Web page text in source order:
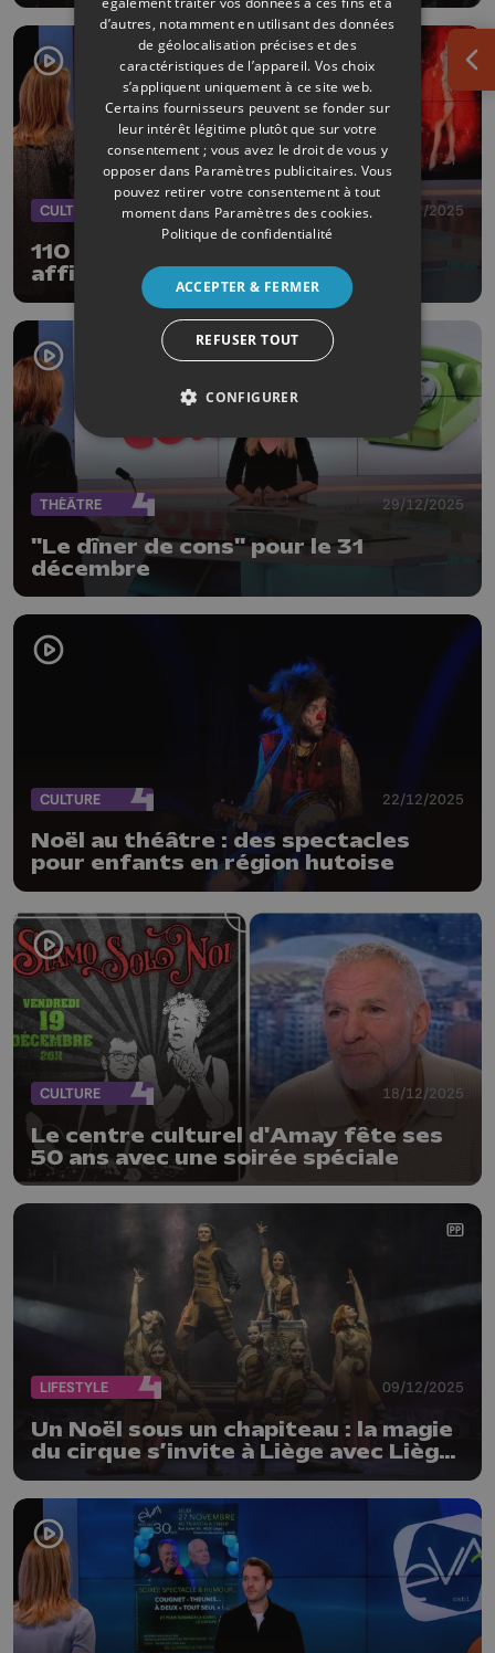
CULTURE 31/12/2025
110 ans la revue ! Le Trocadéro
affiche complet pour le réveillon
THÉÂTRE 29/12/2025
"Le dîner de cons" pour le 31
décembre
CULTURE 22/12/2025
Noël au théâtre : des spectacles
pour enfants en région hutoise
CULTURE 18/12/2025
Le centre culturel d'Amay fête ses
50 ans avec une soirée spéciale
LIFESTYLE 09/12/2025
Un Noël sous un chapiteau : la magie
du cirque s’invite à Liège avec Liège
d’autres, notamment en utilisant des données
de géolocalisation précises et des
caractéristiques de l’appareil. Vos choix
s’appliquent uniquement à ce site web.
Certains fournisseurs peuvent se fonder sur
leur intérêt légitime plutôt que sur votre
consentement ; vous avez le droit de vous y
opposer dans Paramètres publicitaires. Vous
pouvez retirer votre consentement à tout
moment dans Paramètres des cookies.
Politique de confidentialité
ACCEPTER & FERMER
REFUSER TOUT
CONFIGURER